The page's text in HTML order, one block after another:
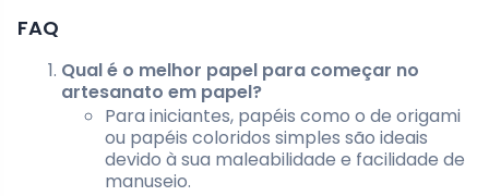
FAQ
Qual é o melhor papel para começar no
artesanato em papel?
Para iniciantes, papéis como o de origami
ou papéis coloridos simples são ideais
devido à sua maleabilidade e facilidade de
manuseio.